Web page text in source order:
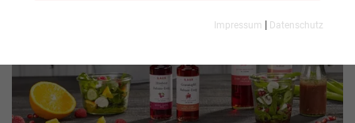
Impressum | Datenschutz